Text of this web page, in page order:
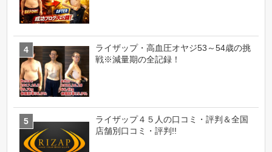
ライザップ・高血圧オヤジ53～54歳の挑
戦※減量期の全記録！
ライザップ４５人の口コミ・評判＆全国
店舗別口コミ・評判!!